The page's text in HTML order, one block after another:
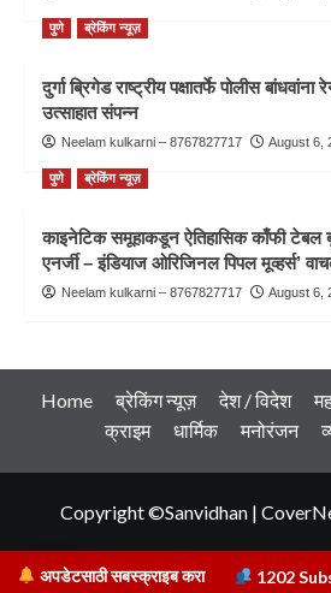
पुणे ब्रेकिंग न्यूज़
दुर्गा ब्रिगेड राष्ट्रीय पक्षातर्फे पोलीस
उत्साहात संपन्न
Neelam kulkarni – 8767827717 August 6,
पुणे ब्रेकिंग न्यूज़
काइनेटिक समूहाकडून ऐतिहासिक काँफी
एनर्जी – इंडियाज ओरिजिनल पिपल मूव्हर्स’
Neelam kulkarni – 8767827717 August 6,
Home ब्रेकिंग न्यूज़ देश / विदेश
क्राइम
धार्मिक मनोरंजन
Copyright ©Sanvidhan |
अपडेटसाठी सबस्क्राइब करा 1202